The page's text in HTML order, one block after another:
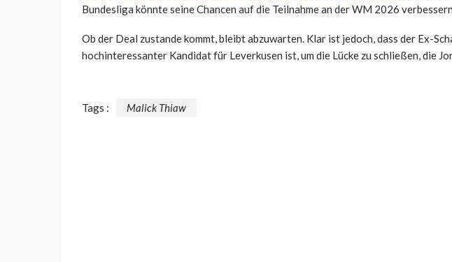
Bundesliga könnte seine Chancen auf die Teilnahme an der WM 2026
Ob der Deal zustande kommt, bleibt abzuwarten. Klar ist jedoch, dass der Ex-
hochinteressanter Kandidat für Leverkusen ist, um die Lücke zu schließen, die
Tags : Malick Thiaw